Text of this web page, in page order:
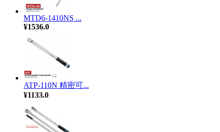
MTD6-1410NS ...
¥1536.0
ATP-110N 精密可...
¥1133.0